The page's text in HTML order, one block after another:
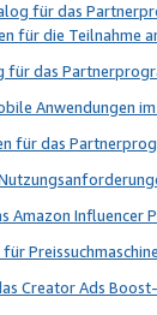
für das
für die Teilnahme
für das
Anwendungen
für das
Amazon Influencer
Creator Ads